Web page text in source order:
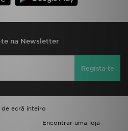
te na Newsletter
Regista-te
de ecrã inteiro
Encontrar uma loja